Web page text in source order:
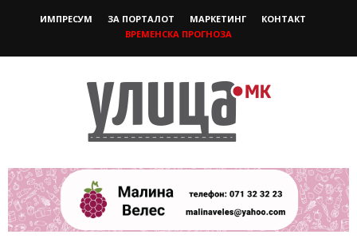
ИМПРЕСУМ ЗА ПОРТАЛОТ МАРКЕТИНГ
КОНТАКТ
ВРЕМЕНСКА ПРОГНОЗА